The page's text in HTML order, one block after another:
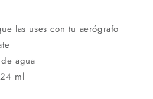
las uses con tu aerógrafo
agua
ml